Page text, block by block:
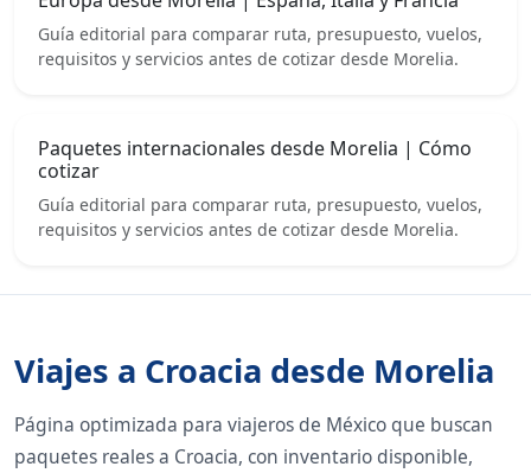
Guía editorial para comparar ruta, presupuesto, vuelos,
requisitos y servicios antes de cotizar desde Morelia.
Paquetes internacionales desde Morelia | Cómo
cotizar
Guía editorial para comparar ruta, presupuesto, vuelos,
requisitos y servicios antes de cotizar desde Morelia.
Viajes a Croacia desde Morelia
Página optimizada para viajeros de México que buscan
paquetes reales a Croacia, con inventario disponible,